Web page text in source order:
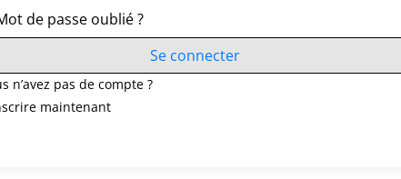
de passe oublié ?
Se connecter
n’avez pas de compte ?
maintenant